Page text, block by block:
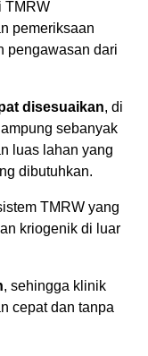
TMRW
pemeriksaan
pengawasan dari
disesuaikan, di
sebanyak
luas lahan yang
dibutuhkan.
TMRW yang
kriogenik di luar
, sehingga klinik
cepat dan tanpa